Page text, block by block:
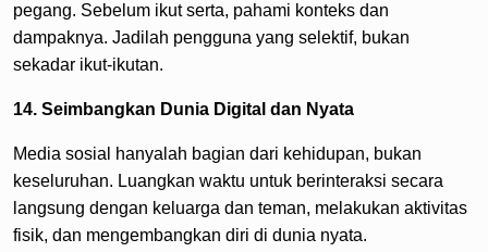
pegang. Sebelum ikut serta, pahami konteks dan
dampaknya. Jadilah pengguna yang selektif, bukan
sekadar ikut-ikutan.
14. Seimbangkan Dunia Digital dan Nyata
Media sosial hanyalah bagian dari kehidupan, bukan
keseluruhan. Luangkan waktu untuk berinteraksi secara
langsung dengan keluarga dan teman, melakukan aktivitas
fisik, dan mengembangkan diri di dunia nyata.